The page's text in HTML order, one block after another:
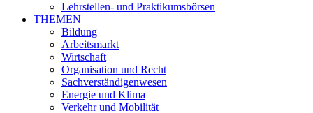
Lehrstellen- und Praktikumsbörsen
THEMEN
Bildung
Arbeitsmarkt
Wirtschaft
Organisation und Recht
Sachverständigenwesen
Energie und Klima
Verkehr und Mobilität